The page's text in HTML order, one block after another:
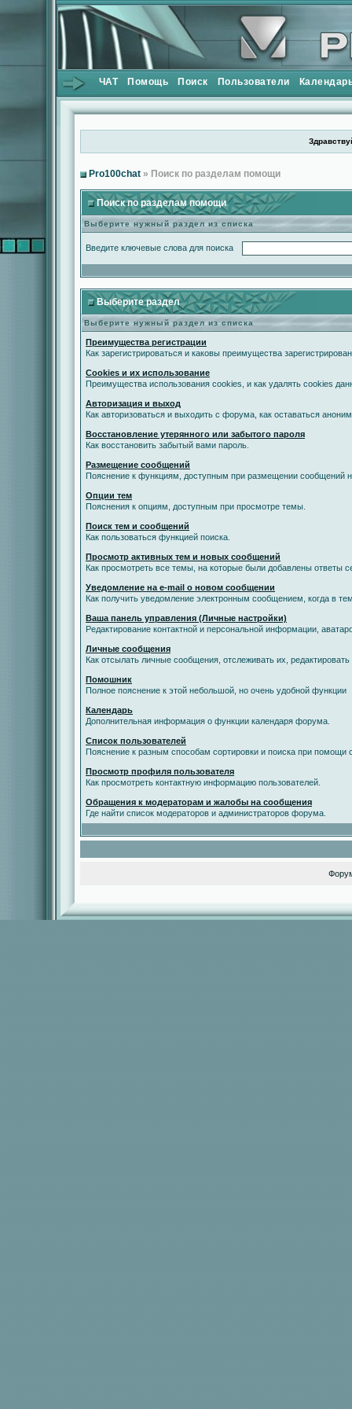
ЧАТ Помощь Поиск Пользователи
Pro100chat » Поиск по разделам помощи
Поиск по разделам помощи
Выберите нужный раздел из списка
Введите ключевые слова для поиска
Выберите раздел
Выберите нужный раздел из списка
Преимущества регистрации
Как зарегистрироваться и каковы преимущества
Cookies и их использование
Преимущества использования cookies, и как удалять cookies
Авторизация и выход
Как авторизоваться и выходить с форума, как оставаться
Восстановление утерянного или забытого пароля
Как восстановить забытый вами пароль.
Размещение сообщений
Пояснение к функциям, доступным при размещении сообщений
Опции тем
Пояснения к опциям, доступным при просмотре темы.
Поиск тем и сообщений
Как пользоваться функцией поиска.
Просмотр активных тем и новых сообщений
Как просмотреть все темы, на которые были добавлены ответы
Уведомление на е-mail о новом сообщении
Как получить уведомление электронным сообщением, когда в
Ваша панель управления (Личные настройки)
Редактирование контактной и персональной информации,
Личные сообщения
Как отсылать личные сообщения, отслеживать их,
Помошник
Полное пояснение к этой небольшой, но очень удобной функции
Календарь
Дополнительная информация о функции календаря форума.
Список пользователей
Пояснение к разным способам сортировки и поиска при помощи
Просмотр профиля пользователя
Как просмотреть контактную информацию пользователей.
Обращения к модераторам и жалобы на сообщения
Где найти список модераторов и администраторов форума.